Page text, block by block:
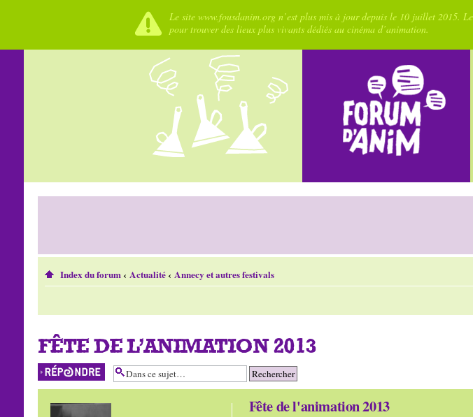
Le site www.fousdanim.org n’est plus mis à jour depuis le 10 juillet 2015.
pour trouver des lieux plus vivants dédiés au cinéma d’animation.
Index du forum‹ Actualité‹ Annecy et autres festivals
FÊTE DE L'ANIMATION 2013
Répondre
Fête de l'animation 2013